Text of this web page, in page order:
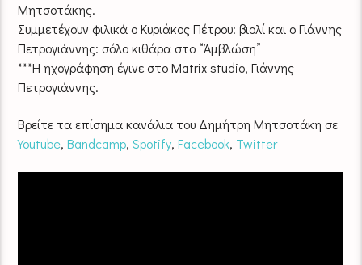
Μητσοτάκης.
Συμμετέχουν φιλικά ο Κυριάκος Πέτρου: βιολί και ο Γιάννης
Πετρογιάννης: σόλο κιθάρα στο “Άμβλώση”
***Η ηχογράφηση έγινε στο Μatrix studio, Γιάννης
Πετρογιάννης.
Βρείτε τα επίσημα κανάλια του Δημήτρη Μητσοτάκη σε
Youtube,Bandcamp,Spotify,Facebook, Twitter